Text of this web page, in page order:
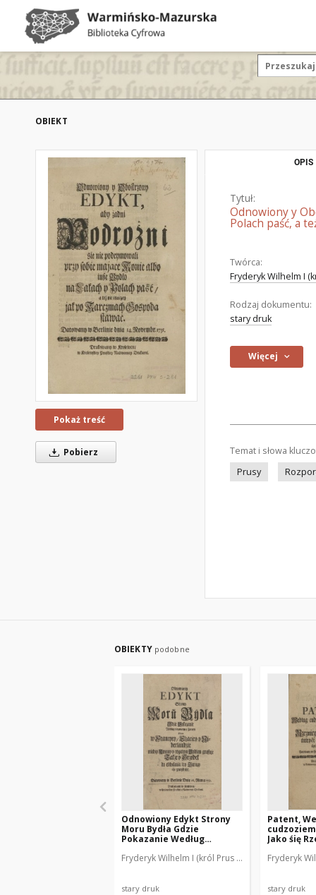
OBIEKT
Pokaż treść
Pobierz
OPIS
Tytuł:
Odnowiony y
Polach paść, a
Twórca:
Fryderyk Wilhelm I
Rodzaj dokumentu:
stary druk
Więcej
Temat i słowa
Prusy
OBIEKTY podobne
Odnowiony Edykt Strony
Moru Bydła Gdzie
Pokazanie Według
w Francyey, Elzaciey y
grassuje Także y Srzodek
Fryderyk Wilhelm I (król Prus ; 1688-1740).
stary druk
Patent,
Jako śię
Fryderyk
stary druk